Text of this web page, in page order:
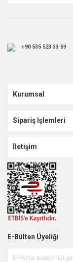
+90 535 523 33 59
Kurumsal
Sipariş İşlemleri
İletişim
E-Bülten Üyeliği